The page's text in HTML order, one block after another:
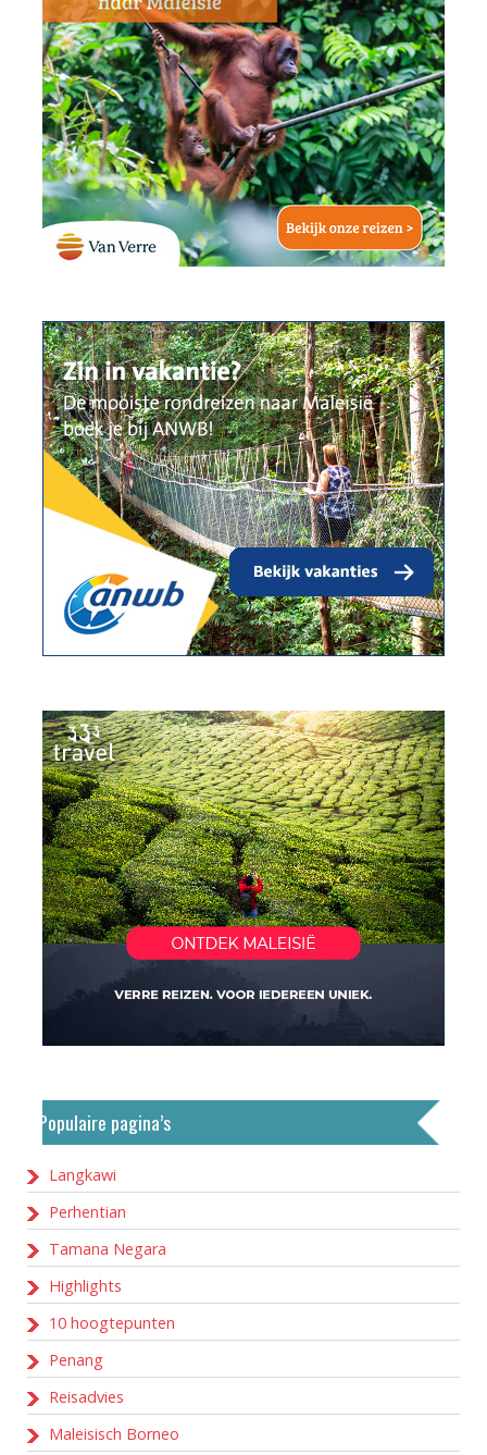
Populaire pagina’s
Langkawi
Perhentian
Tamana Negara
Highlights
10 hoogtepunten
Penang
Reisadvies
Maleisisch Borneo